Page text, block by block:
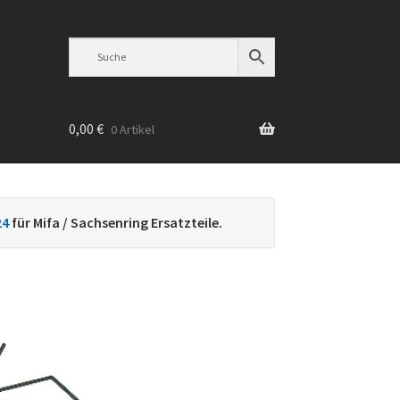
0,00 € 0 Artikel
für Mifa / Sachsenring Ersatzteile.